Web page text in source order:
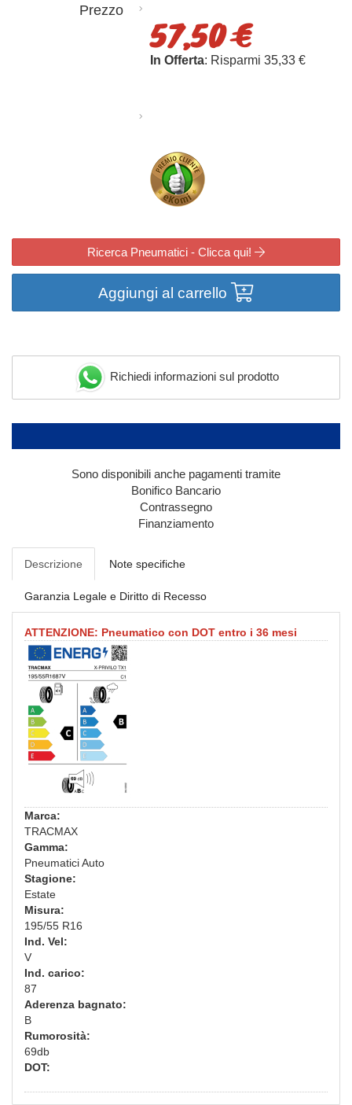
Prezzo
57,50 €
In Offerta: Risparmi 35,33 €
Ricerca Pneumatici - Clicca qui!
Aggiungi al carrello
Richiedi informazioni sul prodotto
Sono disponibili anche pagamenti tramite
Bonifico Bancario
Contrassegno
Finanziamento
Descrizione Note specifiche
Garanzia Legale e Diritto di Recesso
ATTENZIONE: Pneumatico con DOT entro i 36 mesi
Marca:
TRACMAX
Gamma:
Pneumatici Auto
Stagione:
Estate
Misura:
195/55 R16
Ind. Vel:
V
Ind. carico:
87
Aderenza bagnato:
B
Rumorosità:
69db
DOT: